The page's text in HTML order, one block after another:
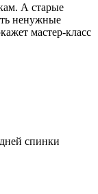
А старые
ненужные
мастер-класс
спинки